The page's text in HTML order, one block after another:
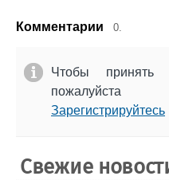
Комментарии 0.
Чтобы принять
пожалуйста
Зарегистрируйтесь
Свежие